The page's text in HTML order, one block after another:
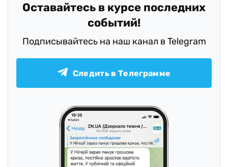
Оставайтесь в курсе последних
событий!
Подписывайтесь на наш канал в Telegram
Следить в Телеграмме